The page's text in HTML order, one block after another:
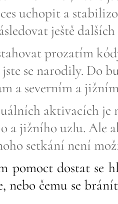
uchopit a
ještě dalších
prozatím
se narodily. Do
a severním a
aktivacích je
a jižního uzlu. Ale
setkání není
pomoct dostat se
nebo čemu se